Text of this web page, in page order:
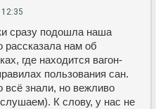
сразу подошла наша
нам об
где находится вагон-
пользования сан.
знали, но вежливо
К слову, у нас не